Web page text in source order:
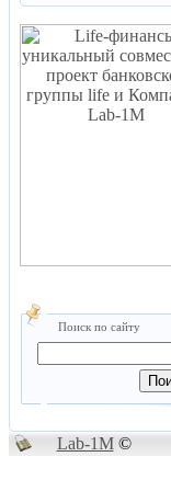
Поиск по сайту
Lab-1M©